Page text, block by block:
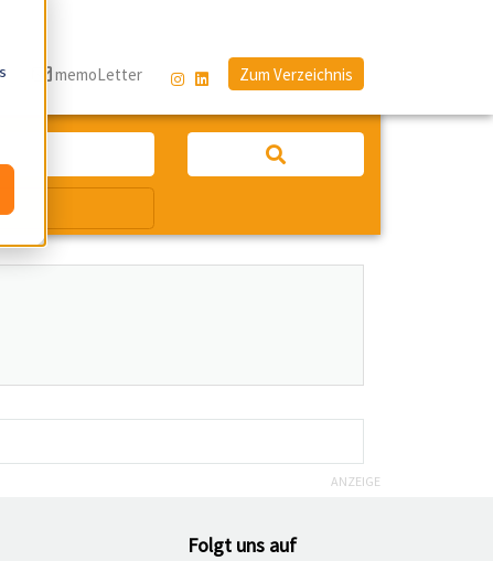
memoLetter Zum Verzeichnis
ANZEIGE
Folgt uns auf